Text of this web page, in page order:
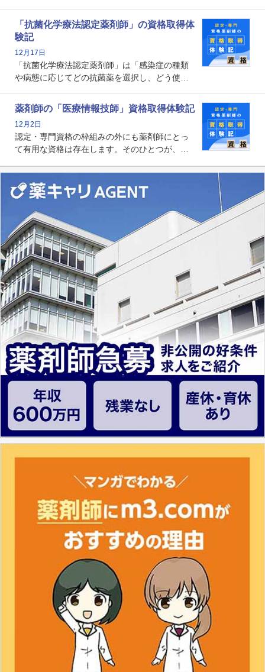
関する資格として、2009年に発足しました。薬
剤師の専門性を活かして高度化するがん医療に
貢献する姿は、今も病院薬剤師にとって一目置
かれる存在です。
「抗菌化学療法認定薬剤師」の資格取得体
験記
12月17日
「抗菌化学療法認定薬剤師」は「感染症の種類
や病態に応じてどの抗菌薬を選択し、どう使っ
る薬剤師です。現在、感染防止対策加算の施設
基準に専任の薬剤師配置が挙げられており、今
後は感染症領域で薬剤師に、より多くの役割が
求められる可能性もあります。
薬剤師の「医療情報技師」資格取得体験記
12月2日
認定・専門資格の枠組みの外にも薬剤師にとっ
て有用な資格は存在します。そのひとつが、
査データ、投薬歴など非常に多岐にわたる医療
データを利活用し、またシステム管理できるこ
とは、病院薬剤師を中心に大きな武器になりま
す。